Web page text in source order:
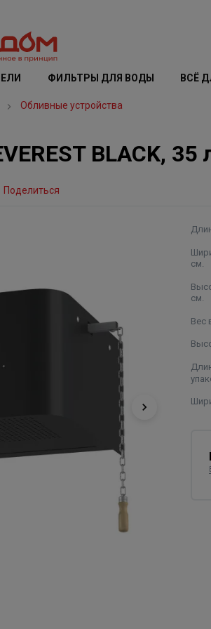
ФИЛЬТРЫ ДЛЯ ВОДЫ ВСЁ
Обливные устройства
BLACK, 35
Поделиться
см.
см.
Вес